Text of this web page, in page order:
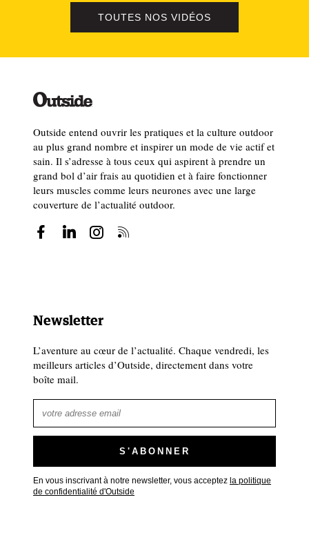
TOUTES NOS VIDÉOS
Outside entend ouvrir les pratiques et la culture outdoor
au plus grand nombre et inspirer un mode de vie actif et
sain. Il s’adresse à tous ceux qui aspirent à prendre un
grand bol d’air frais au quotidien et à faire fonctionner
leurs muscles comme leurs neurones avec une large
couverture de l’actualité outdoor.
Newsletter
L’aventure au cœur de l’actualité. Chaque vendredi, les
meilleurs articles d’Outside, directement dans votre
boîte mail.
En vous inscrivant à notre newsletter, vous acceptez la politique
de confidentialité d'Outside